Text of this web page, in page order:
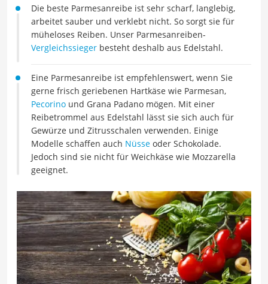
Die beste Parmesanreibe ist sehr scharf, langlebig,
arbeitet sauber und verklebt nicht. So sorgt sie für
müheloses Reiben. Unser Parmesanreiben-
Vergleichssieger besteht deshalb aus Edelstahl.
Eine Parmesanreibe ist empfehlenswert, wenn Sie
gerne frisch geriebenen Hartkäse wie Parmesan,
Pecorino und Grana Padano mögen. Mit einer
Reibetrommel aus Edelstahl lässt sie sich auch für
Gewürze und Zitrusschalen verwenden. Einige
Modelle schaffen auch Nüsse oder Schokolade.
Jedoch sind sie nicht für Weichkäse wie Mozzarella
geeignet.